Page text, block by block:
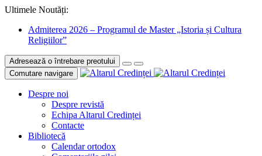
Ultimele Noutăți:
Admiterea 2026 – Programul de Master „Istoria și Cultura
Religiilor”
Adresează o întrebare preotului
Comutare navigare
Despre noi
Despre revistă
Echipa Altarul Credinței
Contacte
Bibliotecă
Calendar ortodox